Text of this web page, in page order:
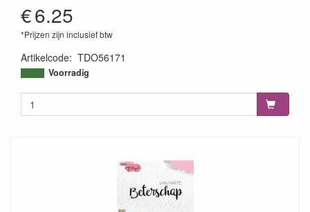
€6.25
*Prijzen zijn inclusief btw
Artikelcode: TDO56171
789541056171
Voorradig